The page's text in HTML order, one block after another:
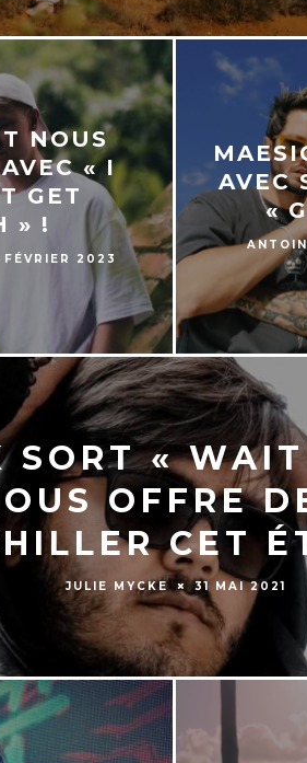
NOUS
« I
GET
» !
FÉVRIER 2023
AVEC
«
SORT «
OFFRE
CET
JULIE MYCKE 31 MAI 2021